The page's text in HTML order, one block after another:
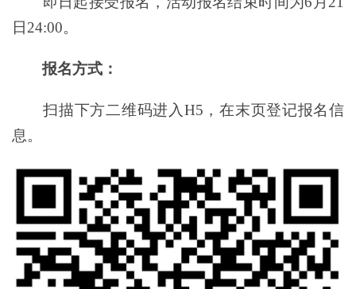
日24:00。
报名方式：
扫描下方二维码进入H5，在末页登记报名信
息。